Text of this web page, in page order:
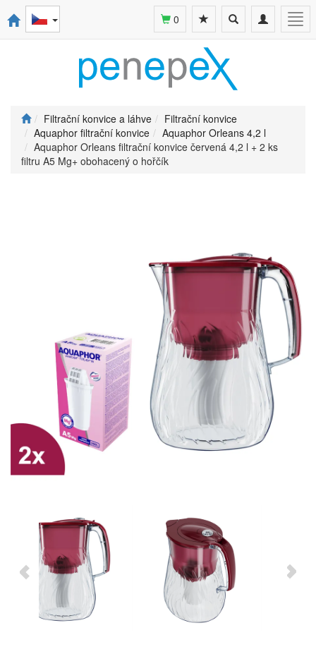
Toggle
navigation
Toggle
search
0
Filtrační konvice a láhve
Filtrační konvice
Aquaphor filtrační konvice
Aquaphor Orleans 4,2 l
Aquaphor Orleans filtrační konvice červená 4,2 l + 2 ks
filtru A5 Mg+ obohacený o hořčík